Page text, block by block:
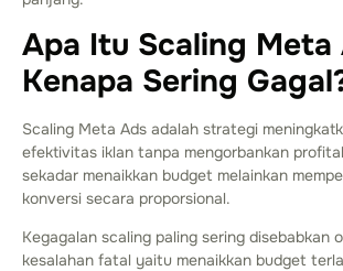
Apa Itu Scaling Meta
Kenapa Sering
Scaling Meta Ads adalah strategi
efektivitas iklan tanpa mengorbankan
sekadar menaikkan budget melainkan
konversi secara proporsional.
Kegagalan scaling paling sering disebabkan
kesalahan fatal yaitu menaikkan budget